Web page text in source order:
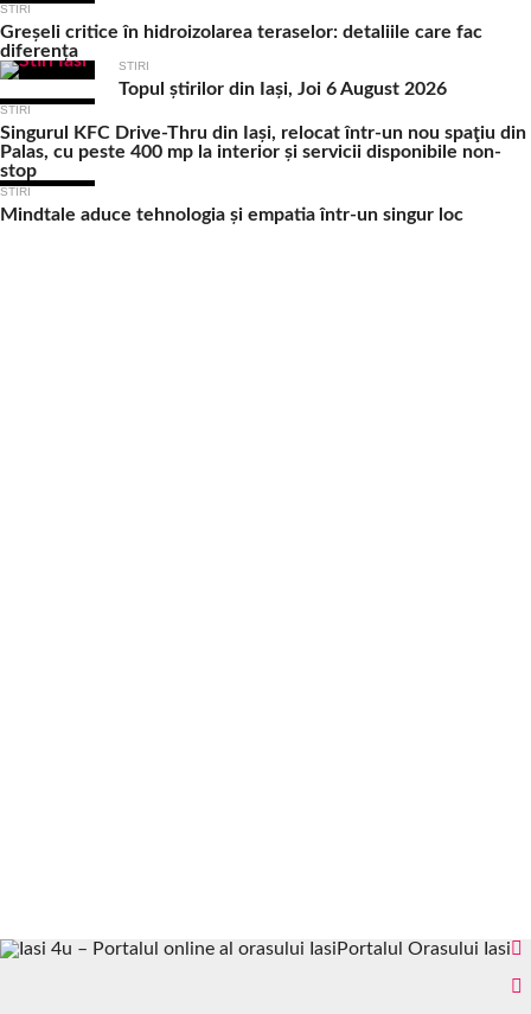
STIRI
Greșeli critice în hidroizolarea teraselor: detaliile care fac
diferența
STIRI
Topul știrilor din Iași, Joi 6 August 2026
STIRI
Singurul KFC Drive-Thru din Iași, relocat într-un nou spaţiu din
Palas, cu peste 400 mp la interior și servicii disponibile non-
stop
STIRI
Mindtale aduce tehnologia și empatia într-un singur loc
Portalul Orasului Iasi